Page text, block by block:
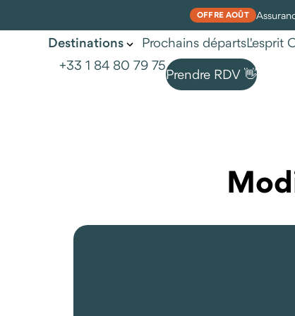
OFFRE AOÛT
Destinations Prochains départsL'esprit
+33 1 84 80 79 75Prendre RDV 👋